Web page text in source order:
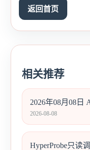
返回首页
相关推荐
2026年08月08日
2026-08-08
HyperProbe只读